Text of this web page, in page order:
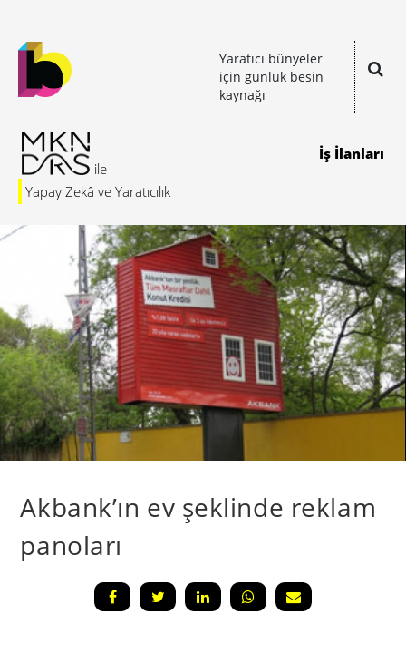
Yaratıcı bünyeler
için günlük besin
kaynağı
Yapay Zekâ ve Yaratıcılık
İş İlanları
Akbank’ın ev şeklinde reklam
panoları